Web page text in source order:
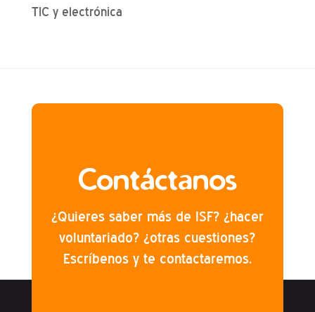
TIC y electrónica
Contáctanos
¿Quieres saber más de ISF? ¿hacer
voluntariado? ¿otras cuestiones?
Escríbenos y te contactaremos.